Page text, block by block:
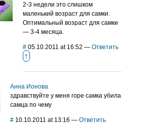
2-3 недели это слишком
маленький возраст для самки.
Оптимальный возраст для самки
— 3-4 месяца.
# 05.10.2011 at 16:52 — Ответить
↑
Анна Ионова
здравствуйте у меня горе самка убила
самца по чему
# 10.10.2011 at 13:16 — Ответить